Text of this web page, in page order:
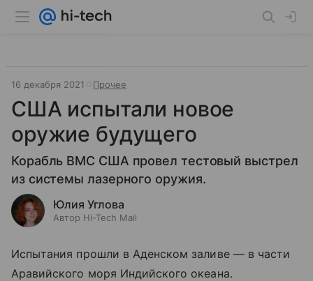
16 декабря 2021 Прочее
США испытали новое
оружие будущего
Корабль ВМС США провел тестовый выстрел
из системы лазерного оружия.
Юлия Углова
Автор Hi-Tech Mail
Испытания прошли в Аденском заливе — в части
Аравийского моря Индийского океана.